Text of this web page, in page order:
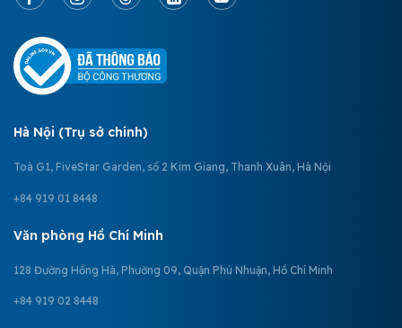
Hà Nội (Trụ sở chính)
Toà G1, FiveStar Garden, số 2 Kim Giang, Thanh Xuân, Hà Nội
+84 919 01 8448
Văn phòng Hồ Chí Minh
128 Đường Hồng Hà, Phường 09, Quận Phú Nhuận, Hồ Chí Minh
+84 919 02 8448